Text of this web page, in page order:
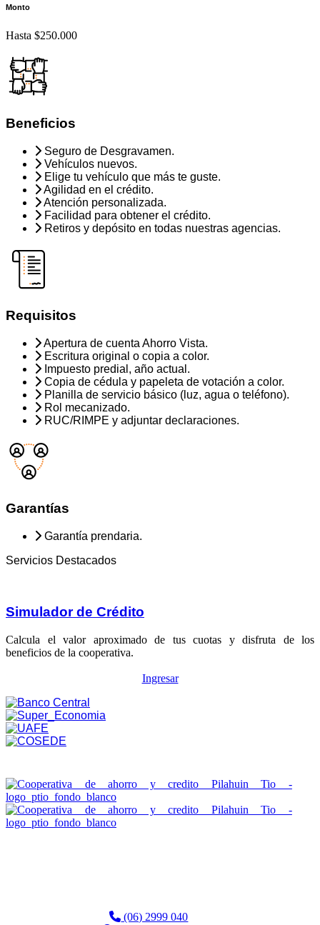
Monto
Hasta $250.000
Beneficios
Seguro de Desgravamen.
Vehículos nuevos.
Elige tu vehículo que más te guste.
Agilidad en el crédito.
Atención personalizada.
Facilidad para obtener el crédito.
Retiros y depósito en todas nuestras agencias.
Requisitos
Apertura de cuenta Ahorro Vista.
Escritura original o copia a color.
Impuesto predial, año actual.
Copia de cédula y papeleta de votación a color.
Planilla de servicio básico (luz, agua o teléfono).
Rol mecanizado.
RUC/RIMPE y adjuntar declaraciones.
Garantías
Garantía prendaria.
Servicios Destacados
Simulador de Crédito
Calcula el valor aproximado de tus cuotas y disfruta de los
beneficios de la cooperativa.
Ingresar
(06) 2999 040